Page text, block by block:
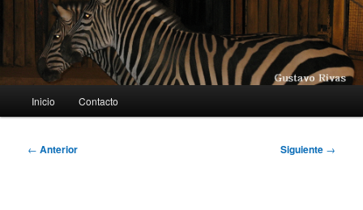
principal
Inicio Contacto
Navegación
← Anterior Siguiente →